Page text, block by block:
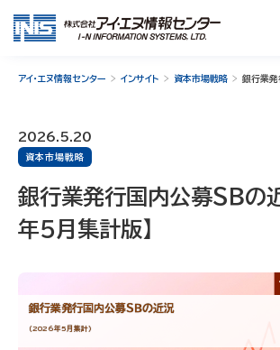
アイ・エヌ情報センター インサイト 資本市場戦略 銀行業発
2026.5.20
資本市場戦略
銀行業発行国内公募ＳＢの近
年５月集計版】
銀行業発行国内公募ＳＢの近況
（2026年5月集計）